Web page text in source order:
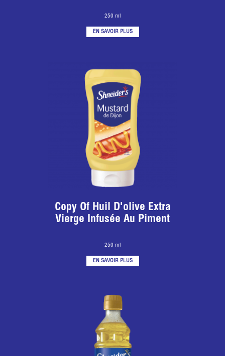
250 ml
EN SAVOIR PLUS
Copy Of Huil D'olive Extra
Vierge Infusée Au Piment
250 ml
EN SAVOIR PLUS